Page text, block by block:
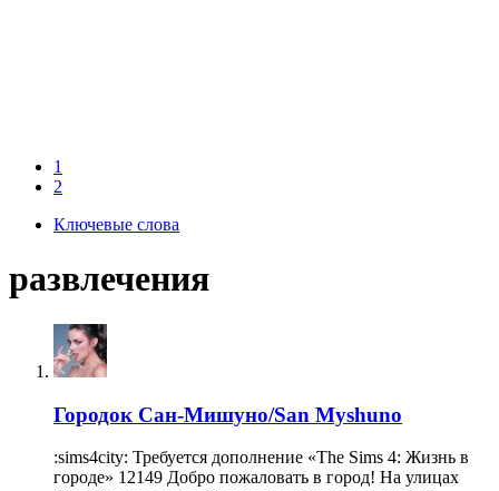
1
2
Ключевые слова
развлечения
Городок Сан-Мишуно/San Myshuno
:sims4city: Требуется дополнение «The Sims 4: Жизнь в
городе» 12149 Добро пожаловать в город! На улицах